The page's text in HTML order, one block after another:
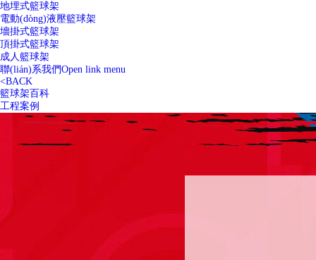
地埋式籃球架
電動(dòng)液壓籃球架
墻掛式籃球架
頂掛式籃球架
成人籃球架
聯(lián)系我們Open link menu
<BACK
籃球架百科
工程案例